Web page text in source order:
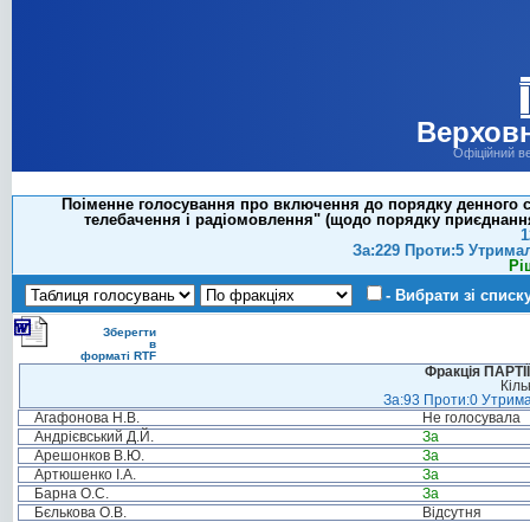
Офіційний
Поіменне голосування про включення до порядку денного
телебачення і радіомовлення" (щодо порядку
За:229 Проти:5
- Вибрати зі
Зберегти
в
форматі RTF
Фракція
За:93 Проти:0
Агафонова Н.В.
Не голосувала
Андрієвський Д.Й.
За
Арешонков В.Ю.
За
Артюшенко І.А.
За
Барна О.С.
За
Бєлькова О.В.
Відсутня